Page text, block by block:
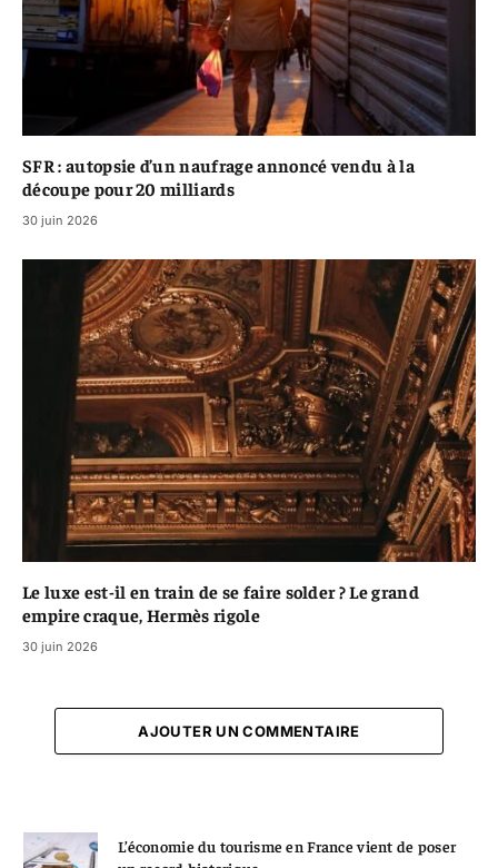
SFR : autopsie d’un naufrage annoncé vendu à la
découpe pour 20 milliards
30 juin 2026
Le luxe est-il en train de se faire solder ? Le grand
empire craque, Hermès rigole
30 juin 2026
AJOUTER UN COMMENTAIRE
L’économie du tourisme en France vient de poser